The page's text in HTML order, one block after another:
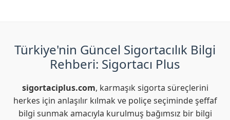
Türkiye'nin Güncel Sigortacılık Bilgi
Rehberi: Sigortacı Plus
sigortaciplus.com, karmaşık sigorta süreçlerini
herkes için anlaşılır kılmak ve poliçe seçiminde şeffaf
bilgi sunmak amacıyla kurulmuş bağımsız bir bilgi